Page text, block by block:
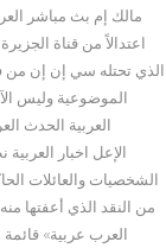
مالك إم بث مباشر
اعتدالاً من قناة
الذي تحتله سي إن إن من
العربية الحدث
الشخصيات والعائلات
العرب عربية»